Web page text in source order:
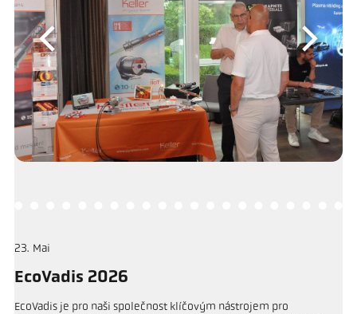
EcoVadis 2026
EcoVadis je pro naši společnost klíčovým nástrojem pro
Mai
23